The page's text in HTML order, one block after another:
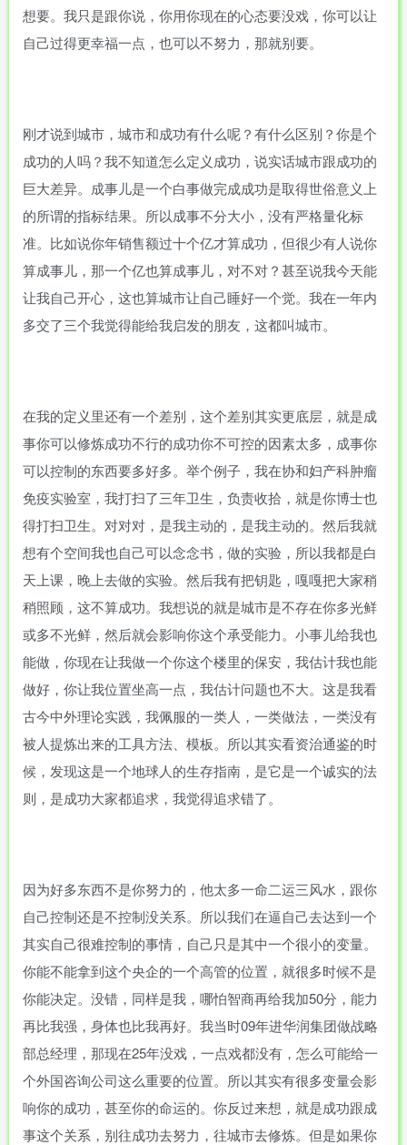
想要。我只是跟你说，你用你现在的心态要没戏，你可以让
自己过得更幸福一点，也可以不努力，那就别要。
刚才说到城市，城市和成功有什么呢？有什么区别？你是个
成功的人吗？我不知道怎么定义成功，说实话城市跟成功的
巨大差异。成事儿是一个白事做完成成功是取得世俗意义上
的所谓的指标结果。所以成事不分大小，没有严格量化标
准。比如说你年销售额过十个亿才算成功，但很少有人说你
算成事儿，那一个亿也算成事儿，对不对？甚至说我今天能
让我自己开心，这也算城市让自己睡好一个觉。我在一年内
多交了三个我觉得能给我启发的朋友，这都叫城市。
在我的定义里还有一个差别，这个差别其实更底层，就是成
事你可以修炼成功不行的成功你不可控的因素太多，成事你
可以控制的东西要多好多。举个例子，我在协和妇产科肿瘤
免疫实验室，我打扫了三年卫生，负责收拾，就是你博士也
得打扫卫生。对对对，是我主动的，是我主动的。然后我就
想有个空间我也自己可以念念书，做的实验，所以我都是白
天上课，晚上去做的实验。然后我有把钥匙，嘎嘎把大家稍
稍照顾，这不算成功。我想说的就是城市是不存在你多光鲜
或多不光鲜，然后就会影响你这个承受能力。小事儿给我也
能做，你现在让我做一个你这个楼里的保安，我估计我也能
做好，你让我位置坐高一点，我估计问题也不大。这是我看
古今中外理论实践，我佩服的一类人，一类做法，一类没有
被人提炼出来的工具方法、模板。所以其实看资治通鉴的时
候，发现这是一个地球人的生存指南，是它是一个诚实的法
则，是成功大家都追求，我觉得追求错了。
因为好多东西不是你努力的，他太多一命二运三风水，跟你
自己控制还是不控制没关系。所以我们在逼自己去达到一个
其实自己很难控制的事情，自己只是其中一个很小的变量。
你能不能拿到这个央企的一个高管的位置，就很多时候不是
你能决定。没错，同样是我，哪怕智商再给我加50分，能力
再比我强，身体也比我再好。我当时09年进华润集团做战略
部总经理，那现在25年没戏，一点戏都没有，怎么可能给一
个外国咨询公司这么重要的位置。所以其实有很多变量会影
响你的成功，甚至你的命运的。你反过来想，就是成功跟成
事这个关系，别往成功去努力，往城市去修炼。但是如果你